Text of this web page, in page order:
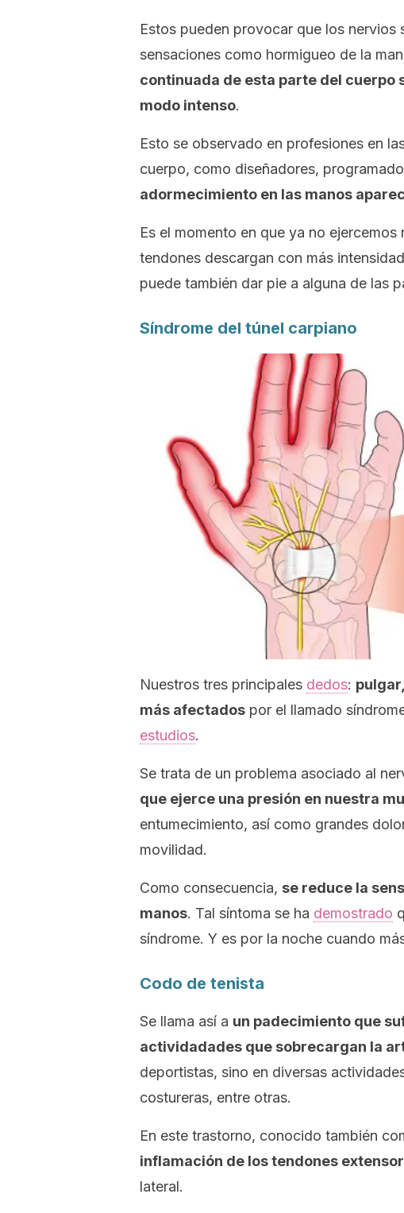
Estos pueden provocar que los nervios
sensaciones como hormigueo de la
continuada de esta parte del cuerpo
modo intenso.
Esto se observado en profesiones en
cuerpo, como diseñadores,
adormecimiento en las manos
Es el momento en que ya no
tendones descargan con más
puede también dar pie a alguna de las
Síndrome del túnel carpiano
Nuestros tres principales dedos:
más afectados por el llamado
estudios.
Se trata de un problema asociado al
que ejerce una presión en nuestra
entumecimiento, así como grandes
movilidad.
Como consecuencia, se reduce la
manos. Tal síntoma se ha demostrado
síndrome. Y es por la noche cuando
Codo de tenista
Se llama así a un padecimiento que
actividadades que sobrecargan la
deportistas, sino en diversas
costureras, entre otras.
En este trastorno, conocido también
inflamación de los tendones
lateral.